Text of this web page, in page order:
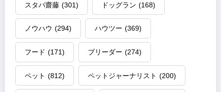
スタパ齋藤 (301) ドッグラン (168)
ノウハウ (294) ハウツー (369)
フード (171) ブリーダー (274)
ペット (812) ペットジャーナリスト (200)